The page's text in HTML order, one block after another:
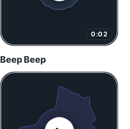
0:02
Beep Beep